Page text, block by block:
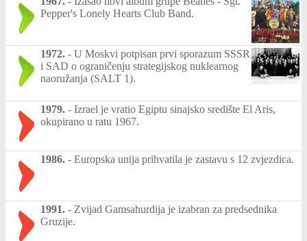
Pepper's Lonely Hearts Club Band.
1972. - U Moskvi potpisan prvi sporazum SSSR
i SAD o ograničenju strategijskog nuklearnog
naoružanja (SALT 1).
1979. - Izrael je vratio Egiptu sinajsko središte El Aris,
okupirano u ratu 1967.
1986. - Europska unija prihvatila je zastavu s 12 zvjezdica.
1991. - Zvijad Gamsahurdija je izabran za predsednika
Gruzije.